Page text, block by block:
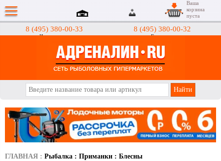
8 (495) 380-00-33
Интернет-магазин
8 (495) 380-00-32
Гипермаркеты
Ваша
корзина
пуста
ГЛАВНАЯ : Рыбалка : Приманки : Блесны